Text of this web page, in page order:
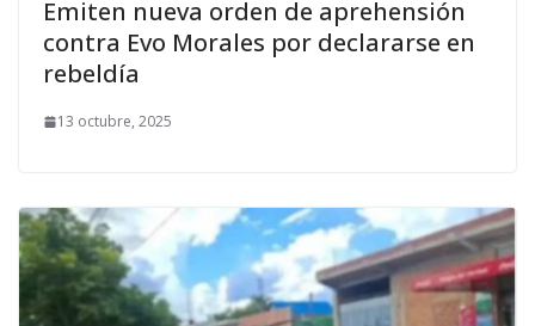
Emiten nueva orden de aprehensión
contra Evo Morales por declararse en
rebeldía
13 octubre, 2025